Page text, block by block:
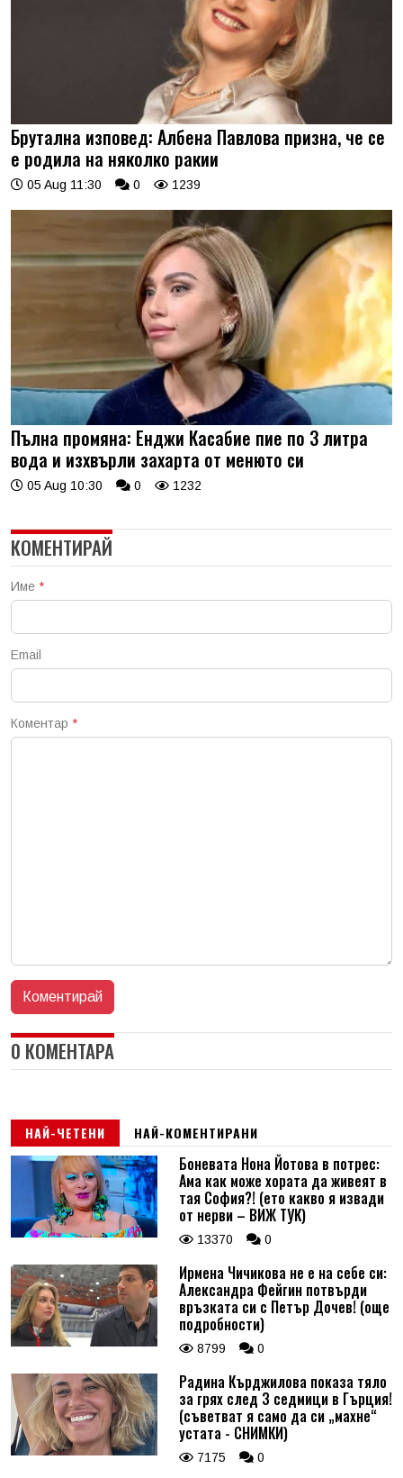
Брутална изповед: Албена Павлова призна, че се
е родила на няколко ракии
05 Aug 11:30 0 1239
Пълна промяна: Енджи Касабие пие по 3 литра
вода и изхвърли захарта от менюто си
05 Aug 10:30 0 1232
КОМЕНТИРАЙ
Име *
Email
Коментар *
0 КОМЕНТАРА
НАЙ-ЧЕТЕНИ НАЙ-КОМЕНТИРАНИ
Боневата Нона Йотова в потрес:
Ама как може хората да живеят в
тая София?! (ето какво я извади
от нерви – ВИЖ ТУК)
13370 0
Ирмена Чичикова не е на себе си:
Александра Фейгин потвърди
връзката си с Петър Дочев! (още
подробности)
8799 0
Радина Кърджилова показа тяло
за грях след 3 седмици в Гърция!
(съветват я само да си „махне“
устата - СНИМКИ)
7175 0